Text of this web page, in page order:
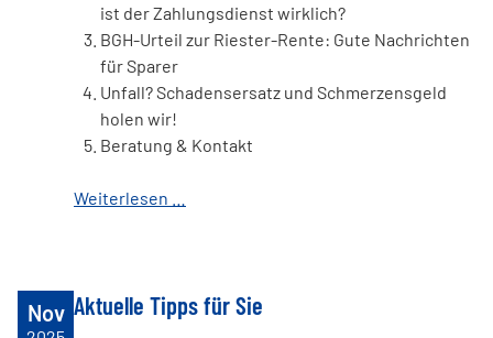
ist der Zahlungsdienst wirklich?
BGH-Urteil zur Riester-Rente: Gute Nachrichten
für Sparer
Unfall? Schadensersatz und Schmerzensgeld
holen wir!
Beratung & Kontakt
Weiterlesen …
Nov Aktuelle Tipps für Sie